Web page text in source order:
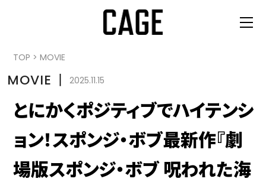
TOP > MOVIE
MOVIE 丨 2025.11.15
とにかくポジティブでハイテンシ
ョン！スポンジ・ボブ最新作『劇
場版スポンジ・ボブ 呪われた海